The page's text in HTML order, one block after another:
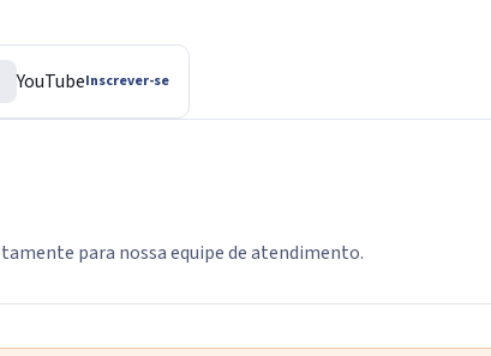
YouTubeInscrever-se
para nossa equipe de atendimento.